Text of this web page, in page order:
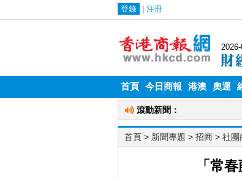
首頁 今日商報 港澳 奧運
首頁 > 新聞專題 > 招商 > 社團
「常